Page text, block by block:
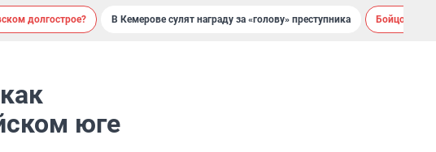
долгострое? В Кемерове сулят награду за «голову» преступника Бойцовский
юге